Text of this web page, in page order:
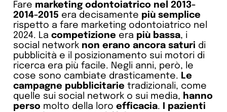
Fare marketing odontoiatrico nel 2013-
2014-2015 era decisamente più semplice
rispetto a fare marketing odontoiatrico nel
2024. La competizione era più bassa, i
social network non erano ancora saturi di
pubblicità e il posizionamento sui motori di
ricerca era più facile. Negli anni, però, le
cose sono cambiate drasticamente. Le
campagne pubblicitarie tradizionali, come
quelle sui social network o sui media, hanno
perso molto della loro efficacia.
I pazienti